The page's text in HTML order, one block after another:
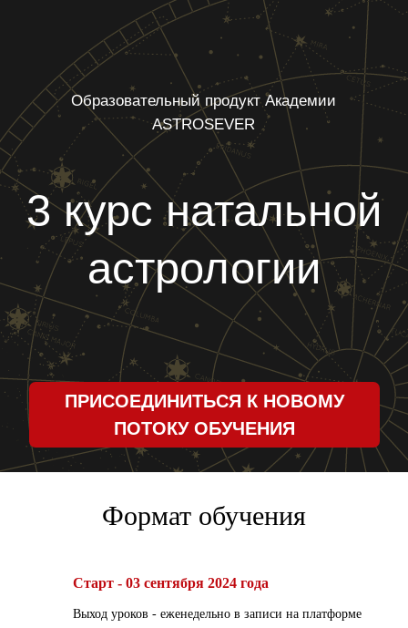
3 курс натальной
астрологии
ПРИСОЕДИНИТЬСЯ К НОВОМУ
ПОТОКУ ОБУЧЕНИЯ
Образовательный продукт Академии
ASTROSEVER
Формат обучения
Старт - 03 сентября 2024 года
Выход уроков - еженедельно в записи на платформе